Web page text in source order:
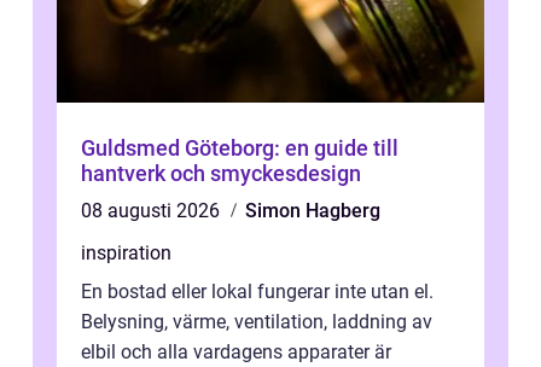
Guldsmed Göteborg: en guide till
hantverk och smyckesdesign
08 augusti 2026
Simon Hagberg
inspiration
En bostad eller lokal fungerar inte utan el.
Belysning, värme, ventilation, laddning av
elbil och alla vardagens apparater är